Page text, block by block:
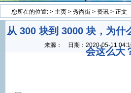
您所在的位置: > 主页 > 秀尚街 > 资讯 > 正文
从 300 块到 3000 块，为什
会这么大
来源： 日期： 2020-05-11